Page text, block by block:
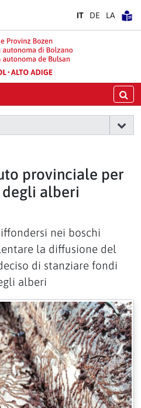
principale
IT DE LA
provinciale per
alberi
nei boschi
la diffusione del
di stanziare fondi
alberi